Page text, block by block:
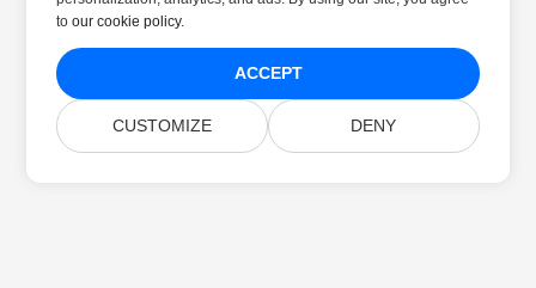
toour cookie policy.
ACCEPT
CUSTOMIZE DENY